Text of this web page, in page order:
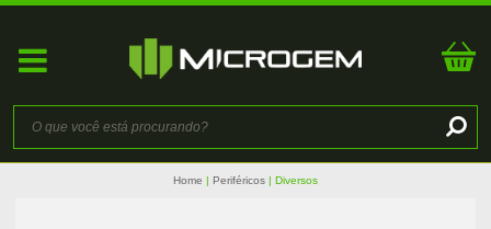
Home Periféricos Diversos